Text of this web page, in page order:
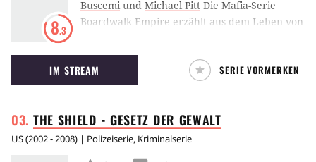
8.3
Buscemiund Michael Pitt Die Mafia-Serie
Boardwalk Empire erzählt aus dem Leben von
während der Prohibition der unangefochtene
Drahtzieher von Atlantic City war, sowohl als
Politiker als auch als Gangster. Das HBO-
agefangen bei seinen Aufstieg zu Beginn der
1920er Jahre bis hin zum Zerfall seines
IM STREAM SERIE VORMERKEN
THE SHIELD - GESETZ DER GEWALT
US(2002 - 2008) | Polizeiserie, Kriminalserie